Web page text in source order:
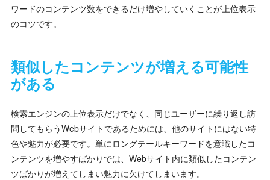
ワードのコンテンツ数をできるだけ増やしていくことが上位表示
のコツです。
類似したコンテンツが増える可能性
がある
検索エンジンの上位表示だけでなく、同じユーザーに繰り返し訪
問してもらうWebサイトであるためには、他のサイトにはない特
色や魅力が必要です。単にロングテールキーワードを意識したコ
ンテンツを増やすばかりでは、Webサイト内に類似したコンテン
ツばかりが増えてしまい魅力に欠けてしまいます。